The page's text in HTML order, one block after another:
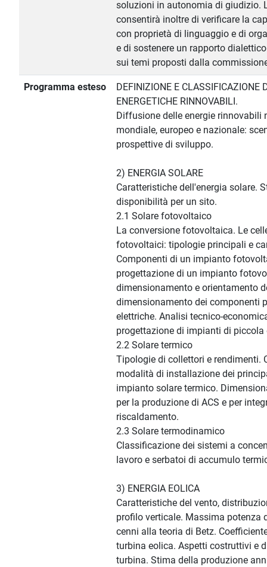
soluzioni in autonomia di giudizio.
consentirà inoltre di verificare la
con proprietà di linguaggio e di
e di sostenere un rapporto
sui temi proposti dalla
Programma esteso
DEFINIZIONE E CLASSIFICAZIONE
ENERGETICHE RINNOVABILI.
Diffusione delle energie rinnovabili
mondiale, europeo e nazionale:
prospettive di sviluppo.
2) ENERGIA SOLARE
Caratteristiche dell'energia solare.
disponibilità per un sito.
2.1 Solare fotovoltaico
La conversione fotovoltaica. Le
fotovoltaici: tipologie principali e
Componenti di un impianto
progettazione di un impianto
dimensionamento e orientamento
dimensionamento dei componenti
elettriche. Analisi tecnico-
progettazione di impianti di piccola
2.2 Solare termico
Tipologie di collettori e rendimenti.
modalità di installazione dei
impianto solare termico.
per la produzione di ACS e per
riscaldamento.
2.3 Solare termodinamico
Classificazione dei sistemi a
lavoro e serbatoi di accumulo
3) ENERGIA EOLICA
Caratteristiche del vento,
profilo verticale. Massima potenza
cenni alla teoria di Betz.
turbina eolica. Aspetti costruttivi e
turbina. Stima della produzione